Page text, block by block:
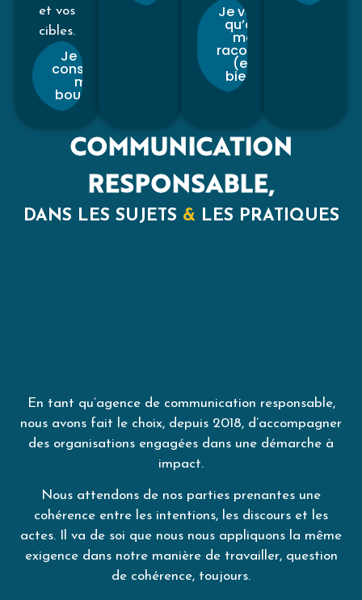
et vos
cibles.
Je veux
construire
ma
boussole
Je veux
qu’on
me
raconte
(et
bien)
COMMUNICATION
RESPONSABLE,
DANS LES SUJETS &LES PRATIQUES
En tant qu’agence de communication responsable,
nous avons fait le choix, depuis 2018, d’accompagner
des organisations engagées dans une démarche à
impact.
Nous attendons de nos parties prenantes une
cohérence entre les intentions, les discours et les
actes. Il va de soi que nous nous appliquons la même
exigence dans notre manière de travailler, question
de cohérence, toujours.